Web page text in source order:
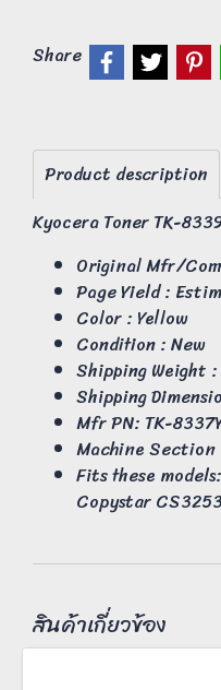
Share
Product description
Kyocera Toner TK-
Original Mfr/
Page Yield :
Color : Yellow
Condition : New
Shipping Weight
Shipping
Mfr PN: TK-
Machine Section
Fits these
Copystar
สินค้าเกี่ยวข้อง